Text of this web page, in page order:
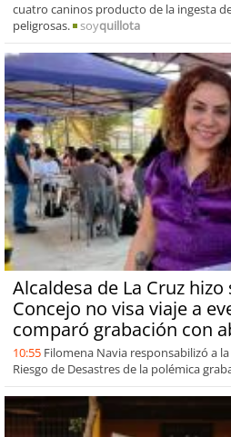
cuatro caninos producto de la ingesta
peligrosas.
soyquillota
Alcaldesa de La Cruz
Concejo no visa viaje a
comparó grabación con
10:55 Filomena Navia responsabilizó a
Riesgo de Desastres de la polémica